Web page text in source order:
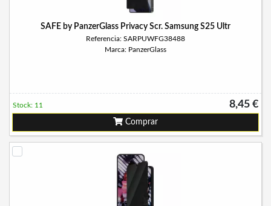
SAFE by PanzerGlass Privacy Scr. Samsung S25 Ultr
Referencia: SARPUWFG38488
Marca: PanzerGlass
8,45 €
Stock: 11
Comprar